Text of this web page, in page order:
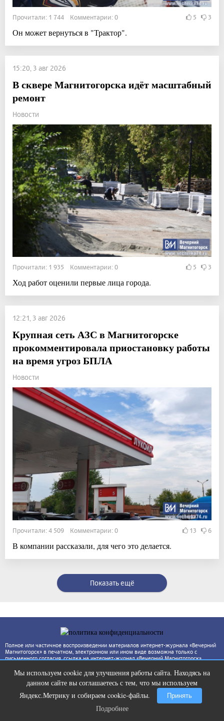
Прочитали: 1 744 Комментарии: 0 5 3
Он может вернуться в "Трактор".
15:20, 3 авг 2026
В сквере Магнитогорска идёт масштабный
ремонт
Новости
Прочитали: 1 935 Комментарии: 0 5 3
Ход работ оценили первые лица города.
12:21, 3 авг 2026
Крупная сеть АЗС в Магнитогорске
прокомментировала приостановку работы
на время угроз БПЛА
Новости
Прочитали: 4 509 Комментарии: 0 13 6
В компании рассказали, для чего это делается.
Показать ещё
Полное или частичное воспроизведении материалов интернет-журнала «Вечерний
Магнитогорск» в печатном, электронном или ином виде возможна только с
письменного согласия, ссылка на интернет-журнал «Вечерний Магнитогорск»
ответственность несут авторы публикаций и рекламодатели. Редакция может не
разделять точку зрения автора.
Мы используем cookie для улучшения работы сайта. Находясь на
данном сайте вы соглашаетесь с тем, что мы используем
Яндекс.Метрику и собираем cookie-файлы.
Принять
Подробнее
Этот танец невесты оставит вас без
слов! Пересмотрела 10 раз
Подробнее